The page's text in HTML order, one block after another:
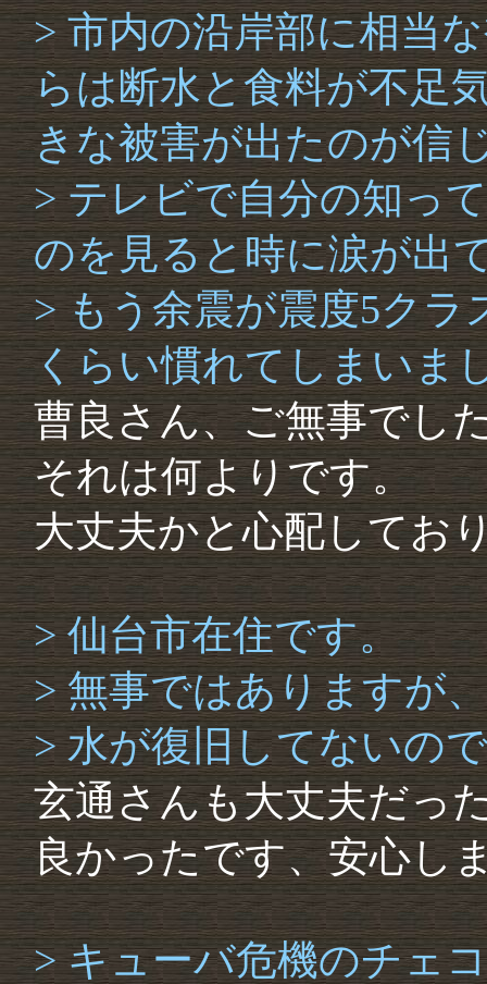
> 市内の沿岸部に相当
らは断水と食料が不足
きな被害が出たのが信
> テレビで自分の知っ
のを見ると時に涙が出
> もう余震が震度5ク
くらい慣れてしまいま
曹良さん、ご無事でし
それは何よりです。
大丈夫かと心配してお
> 仙台市在住です。
> 無事ではありますが
> 水が復旧してないの
玄通さんも大丈夫だっ
良かったです、安心し
> キューバ危機のチェ